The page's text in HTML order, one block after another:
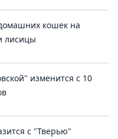
кошек на
лисицы
изменится с 10
с "Тверью"